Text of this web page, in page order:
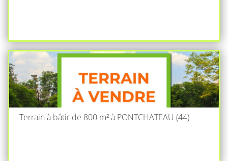
Terrain à bâtir de 800 m² à PONTCHATEAU (44)